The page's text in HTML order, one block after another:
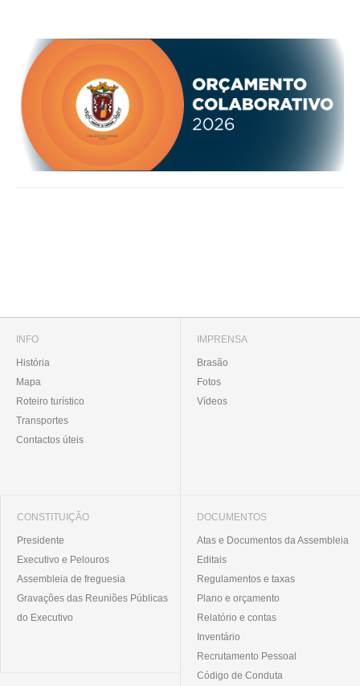
INFO
História
Mapa
Roteiro turístico
Transportes
Contactos úteis
IMPRENSA
Brasão
Fotos
Vídeos
CONSTITUIÇÃO
Presidente
Executivo e Pelouros
Assembleia de freguesia
Gravações das Reuniões Públicas
do Executivo
DOCUMENTOS
Atas e Documentos da Assembleia
Editais
Regulamentos e taxas
Plano e orçamento
Relatório e contas
Inventário
Recrutamento Pessoal
Código de Conduta